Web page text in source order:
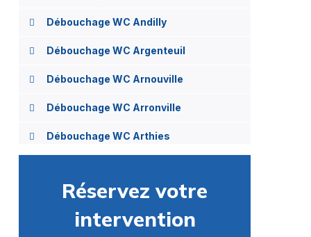
Débouchage WC Andilly
Débouchage WC Argenteuil
Débouchage WC Arnouville
Débouchage WC Arronville
Débouchage WC Arthies
Débouchage WC Attainville
Débouchage WC Auvers-sur-Oise
Réservez votre
intervention